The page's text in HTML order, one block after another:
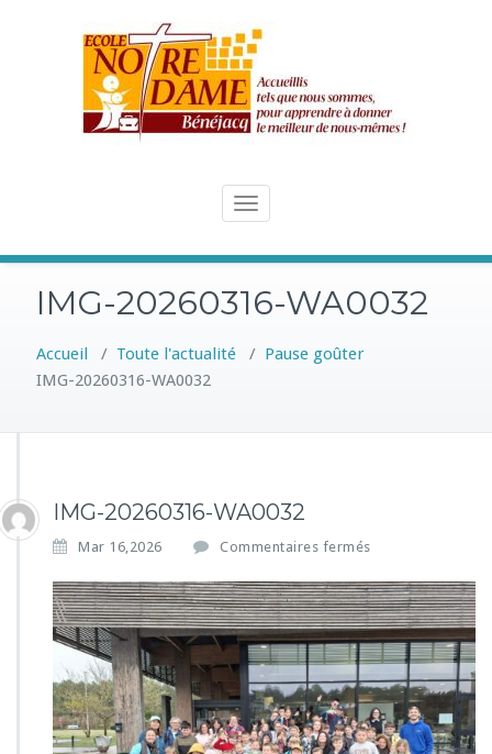
Toggle
IMG-20260316-WA0032
Accueil / Toute l'actualité / Pause goûter
IMG-20260316-WA0032
IMG-20260316-WA0032
Mar 16,2026 Commentaires fermés
r
I
M
G
-
2
0
2